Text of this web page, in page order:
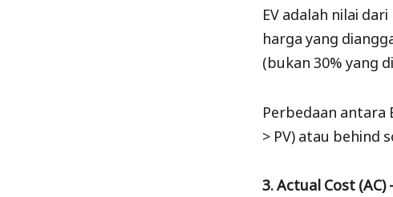
EV adalah nilai
harga yang
(bukan 30% yang
Perbedaan antara
> PV) atau behind
3. Actual Cost